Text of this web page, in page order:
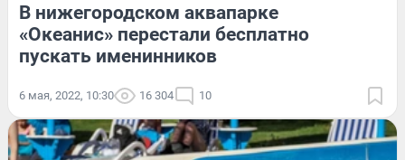
В нижегородском аквапарке
«Океанис» перестали бесплатно
пускать именинников
6 мая, 2022, 10:30 16 304 10